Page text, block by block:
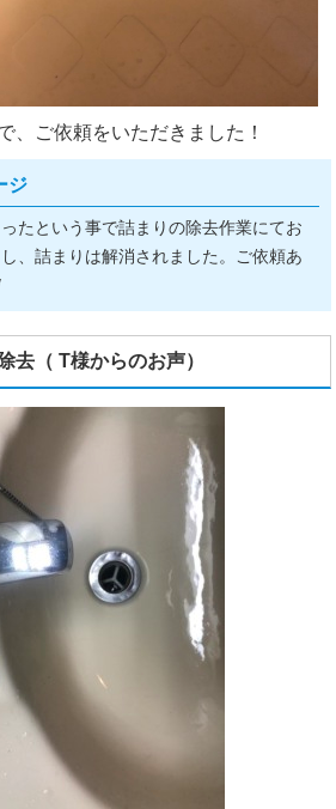
、ご依頼をいただきました！
ジ
たという事で詰まりの除去作業にてお
、詰まりは解消されました。ご依頼あ
去（ T様からのお声）